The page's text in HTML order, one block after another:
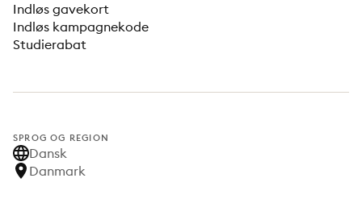
Indløs gavekort
Indløs kampagnekode
Studierabat
SPROG OG REGION
Dansk
Danmark